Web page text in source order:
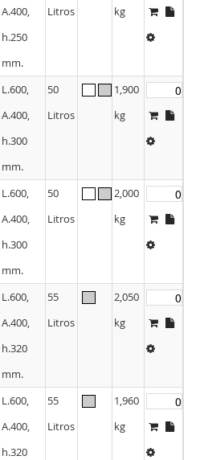
A.400,
h.250
mm.
Litros
kg
L.600,
A.400,
h.300
mm.
50
Litros
1,900
kg
L.600,
A.400,
h.300
mm.
50
Litros
2,000
kg
L.600,
A.400,
h.320
mm.
55
Litros
2,050
kg
L.600,
A.400,
h.320
55
Litros
1,960
kg